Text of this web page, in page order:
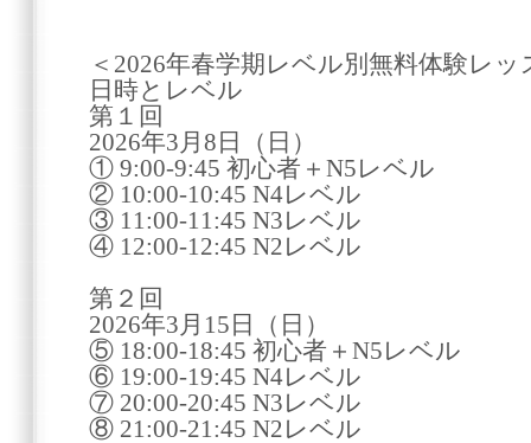
＜2026年春学期レベル別無料体験レ
日時とレベル
第１回
2026年3月8日（日）
① 9:00-9:45 初心者＋N5レベル
② 10:00-10:45 N4レベル
③ 11:00-11:45 N3レベル
④ 12:00-12:45 N2レベル
第２回
2026年3月15日（日）
⑤ 18:00-18:45 初心者＋N5レベル
⑥ 19:00-19:45 N4レベル
⑦ 20:00-20:45 N3レベル
⑧ 21:00-21:45 N2レベル